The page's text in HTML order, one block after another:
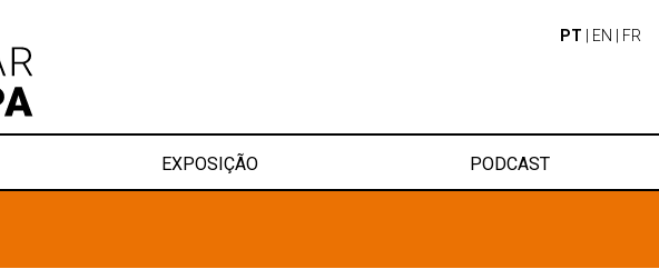
EXPOSIÇÃO PODCAST
PT EN FR